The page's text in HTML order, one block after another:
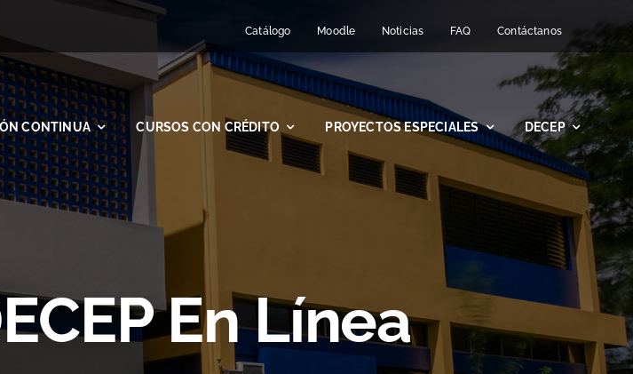
Catálogo Moodle Noticias FAQ Contáctanos
CONTINUA CURSOS CON CRÉDITO PROYECTOS ESPECIALES DECEP
En Línea